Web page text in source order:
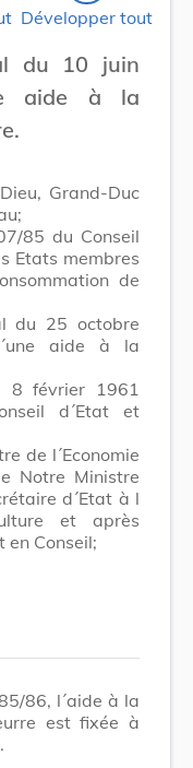
Développer tout
du 10 juin
aide à la
Grand-Duc
85 du Conseil
Etats membres
de
du 25 octobre
aide à la
février 1961
d´Etat et
de l´Economie
Notre Ministre
d´Etat à l
et après
en Conseil;
86, l´aide à la
est fixée à